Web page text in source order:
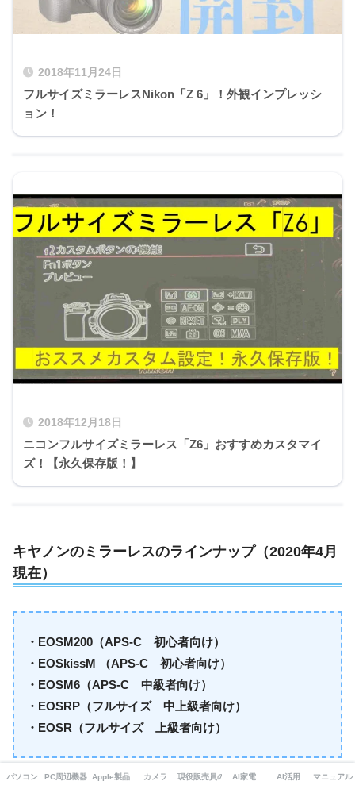
2018年11月24日
フルサイズミラーレスNikon「Z 6」！外観インプレッシ
ョン！
2018年12月18日
ニコンフルサイズミラーレス「Z6」おすすめカスタマイ
ズ！【永久保存版！】
キヤノンのミラーレスのラインナップ（2020年4月
現在）
・EOSM200（APS-C 初心者向け）
・EOSkissM （APS-C 初心者向け）
・EOSM6（APS-C 中級者向け）
・EOSRP（フルサイズ 中上級者向け）
・EOSR（フルサイズ 上級者向け）
パソコン PC周辺機器・ガジェット
Apple製品 カメラ 現役販売員の本音AI家電 AI活用 マニュアル